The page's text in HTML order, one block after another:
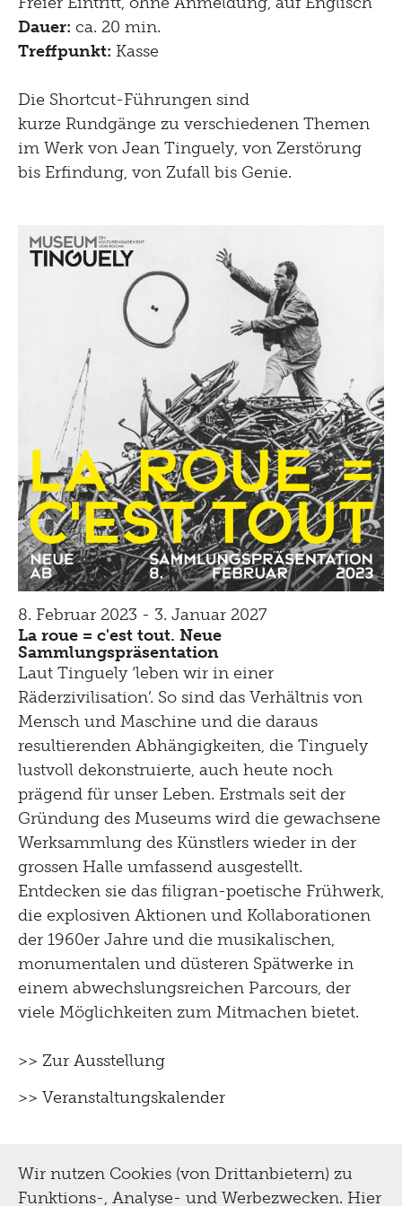
Dauer: ca. 20 min.
Treffpunkt: Kasse
Die Shortcut-Führungen sind
kurze Rundgänge zu verschiedenen Themen
im Werk von Jean Tinguely, von Zerstörung
bis Erfindung, von Zufall bis Genie.
8. Februar 2023 - 3. Januar 2027
La roue = c'est tout. Neue
Sammlungspräsentation
Laut Tinguely ‘leben wir in einer
Räderzivilisation’. So sind das Verhältnis von
Mensch und Maschine und die daraus
resultierenden Abhängigkeiten, die Tinguely
lustvoll dekonstruierte, auch heute noch
prägend für unser Leben. Erstmals seit der
Gründung des Museums wird die gewachsene
Werksammlung des Künstlers wieder in der
grossen Halle umfassend ausgestellt.
Entdecken sie das filigran-poetische Frühwerk,
die explosiven Aktionen und Kollaborationen
der 1960er Jahre und die musikalischen,
monumentalen und düsteren Spätwerke in
einem abwechslungsreichen Parcours, der
viele Möglichkeiten zum Mitmachen bietet.
>> Zur Ausstellung
>> Veranstaltungskalender
Wir nutzen Cookies (von Drittanbietern) zu
Funktions-, Analyse- und Werbezwecken. Hier